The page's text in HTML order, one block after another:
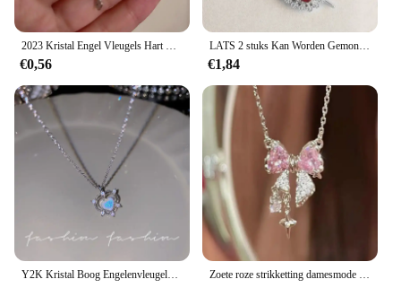
2023 Kristal Engel Vleugels Hart Hanger Kettingen Dames Meisje Eenvoudige Y 2K Roze Wit Zirkoon Liefde Elegante Ketting Vrouwen Sieraden
€0,56
LATS 2 stuks Kan Worden Gemonteerd Hart en Zwaard Zirkoon Hanger Ketting voor Vrouwen Mannen Paar Zilver Vergulde Choker Ketting sieraden
€1,84
Y2K Kristal Boog Engelenvleugels Hart Hanger Ketting Voor Vrouwen Zoet Cool Girl Sleutelbeen Keten Trendy Esthetische Sieraden Accessoires Zoete roze strikketting damesmode sprankelende strass stervorm hanger sleutelbeenketting delicate bruiloft accessoires